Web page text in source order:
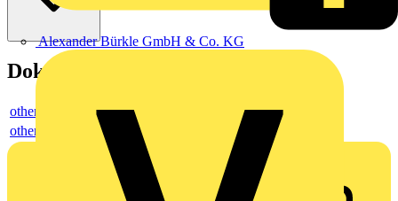
Alexander Bürkle GmbH & Co. KG
Dokumente
others
others